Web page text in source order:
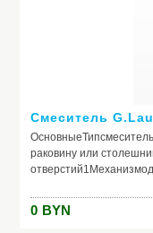
Смеситель
раковину или
изливДаВыдвижной/
0 BYN